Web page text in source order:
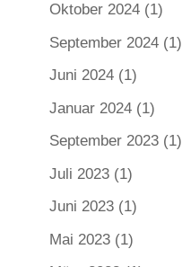
Oktober 2024(1)
September 2024(1)
Juni 2024(1)
Januar 2024(1)
September 2023(1)
Juli 2023(1)
Juni 2023(1)
Mai 2023(1)